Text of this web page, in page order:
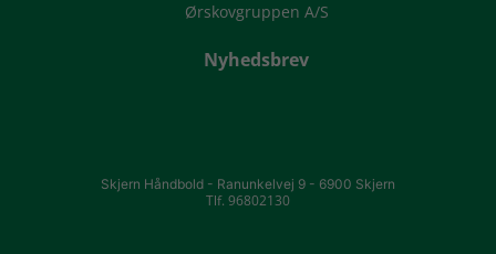
Ørskovgruppen A/S
Nyhedsbrev
Skjern Håndbold - Ranunkelvej 9 - 6900 Skjern
Tlf. 96802130